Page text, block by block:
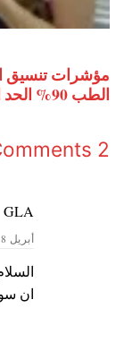
الطب 90% الحد الادني لكلية الهندسة
2 Comments
GLA
أبريل 18, 2016 AT 5:55 م
ان